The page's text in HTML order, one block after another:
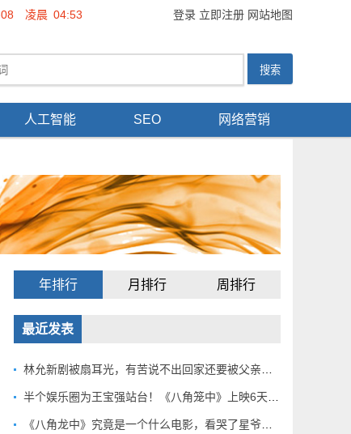
登录 立即注册 网站地图
凌晨 04:53
人工智能 SEO 网络营销
年排行 月排行 周排行
最近发表